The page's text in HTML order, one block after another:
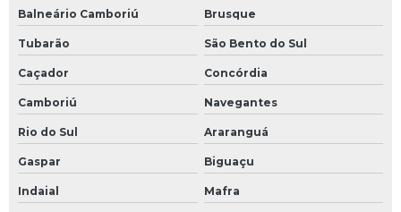
Balneário Camboriú Brusque
Tubarão São Bento do Sul
Caçador Concórdia
Camboriú Navegantes
Rio do Sul Araranguá
Gaspar Biguaçu
Indaial Mafra